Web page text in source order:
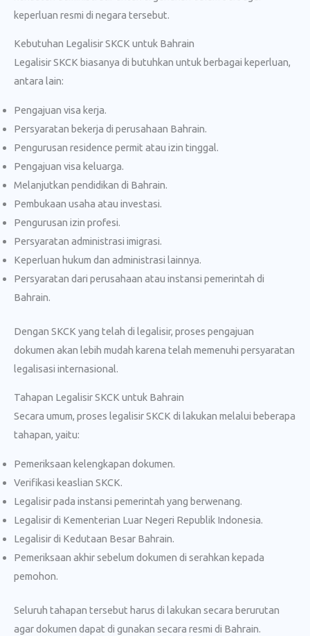
keperluan resmi di negara tersebut.
Kebutuhan Legalisir SKCK untuk Bahrain
Legalisir SKCK biasanya di butuhkan untuk berbagai keperluan,
antara lain:
Pengajuan visa kerja.
Persyaratan bekerja di perusahaan Bahrain.
Pengurusan residence permit atau izin tinggal.
Pengajuan visa keluarga.
Melanjutkan pendidikan di Bahrain.
Pembukaan usaha atau investasi.
Pengurusan izin profesi.
Persyaratan administrasi imigrasi.
Keperluan hukum dan administrasi lainnya.
Persyaratan dari perusahaan atau instansi pemerintah di
Bahrain.
Dengan SKCK yang telah di legalisir, proses pengajuan
dokumen akan lebih mudah karena telah memenuhi persyaratan
legalisasi internasional.
Tahapan Legalisir SKCK untuk Bahrain
Secara umum, proses legalisir SKCK di lakukan melalui beberapa
tahapan, yaitu:
Pemeriksaan kelengkapan dokumen.
Verifikasi keaslian SKCK.
Legalisir pada instansi pemerintah yang berwenang.
Legalisir di Kementerian Luar Negeri Republik Indonesia.
Legalisir di Kedutaan Besar Bahrain.
Pemeriksaan akhir sebelum dokumen di serahkan kepada
pemohon.
Seluruh tahapan tersebut harus di lakukan secara berurutan
agar dokumen dapat di gunakan secara resmi di Bahrain.